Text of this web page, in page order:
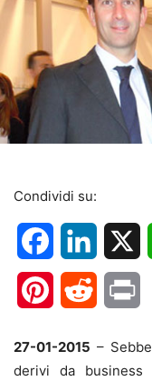
Condividi su:
Facebook
PinterestReddit
27-01-2015 –
derivi da business